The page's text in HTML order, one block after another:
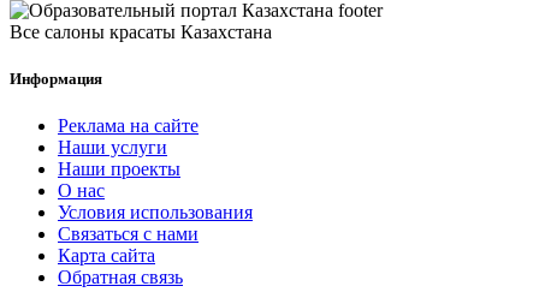
Все салоны красаты Казахстана
Информация
Реклама на сайте
Наши услуги
Наши проекты
О нас
Условия использования
Связаться с нами
Карта сайта
Обратная связь